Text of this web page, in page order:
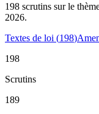
198 scrutins sur le
2026.
Textes de loi (198)
198
Scrutins
189